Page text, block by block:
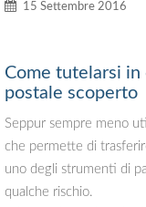
15 Settembre 2016
Come tutelarsi in
postale scoperto
Seppur sempre meno
che permette di
uno degli strumenti di
qualche rischio.